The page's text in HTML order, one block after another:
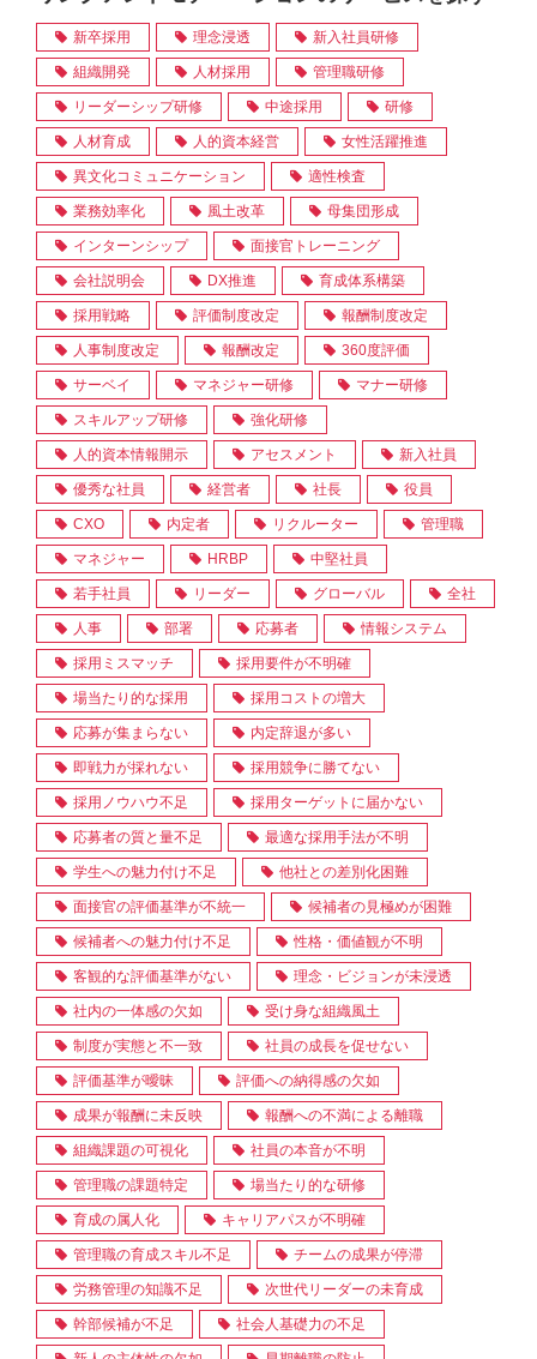
新卒採用 理念浸透 新入社員研修
組織開発 人材採用 管理職研修
リーダーシップ研修 中途採用 研修
人材育成 人的資本経営 女性活躍推進
異文化コミュニケーション 適性検査
業務効率化 風土改革 母集団形成
インターンシップ 面接官トレーニング
会社説明会 DX推進 育成体系構築
採用戦略 評価制度改定 報酬制度改定
人事制度改定 報酬改定 360度評価
サーベイ マネジャー研修 マナー研修
スキルアップ研修 強化研修
人的資本情報開示 アセスメント 新入社員
優秀な社員 経営者 社長 役員
CXO 内定者 リクルーター 管理職
マネジャー HRBP 中堅社員
若手社員 リーダー グローバル 全社
人事 部署 応募者 情報システム
採用ミスマッチ 採用要件が不明確
場当たり的な採用 採用コストの増大
応募が集まらない 内定辞退が多い
即戦力が採れない 採用競争に勝てない
採用ノウハウ不足 採用ターゲットに届かない
応募者の質と量不足 最適な採用手法が不明
学生への魅力付け不足 他社との差別化困難
面接官の評価基準が不統一 候補者の見極めが困難
候補者への魅力付け不足 性格・価値観が不明
客観的な評価基準がない 理念・ビジョンが未浸透
社内の一体感の欠如 受け身な組織風土
制度が実態と不一致 社員の成長を促せない
評価基準が曖昧 評価への納得感の欠如
成果が報酬に未反映 報酬への不満による離職
組織課題の可視化 社員の本音が不明
管理職の課題特定 場当たり的な研修
育成の属人化 キャリアパスが不明確
管理職の育成スキル不足 チームの成果が停滞
労務管理の知識不足 次世代リーダーの未育成
幹部候補が不足 社会人基礎力の不足